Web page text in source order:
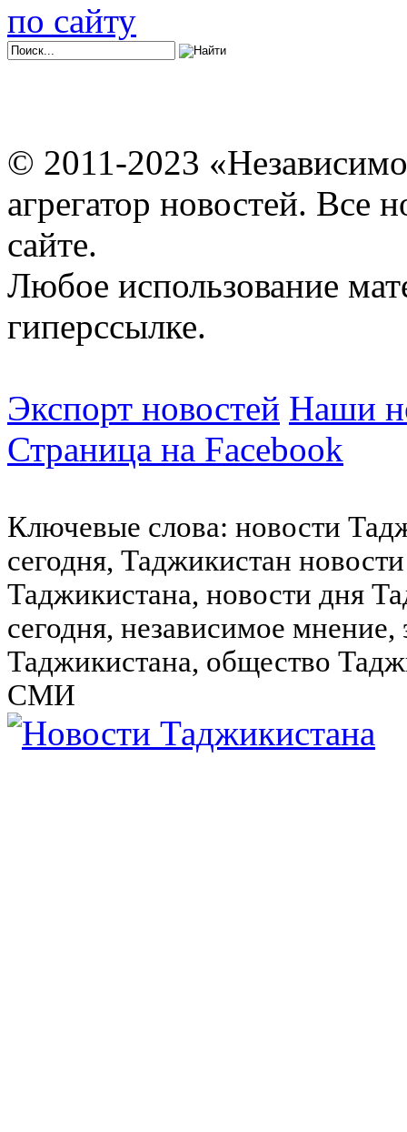
по сайту
© 2011-2023
агрегатор новостей. Все
сайте.
Любое использование
гиперссылке.
Экспорт новостей Наши
Страница на Facebook
Ключевые слова: новости
сегодня, Таджикистан
Таджикистана, новости дня
сегодня, независимое
Таджикистана, общество
СМИ